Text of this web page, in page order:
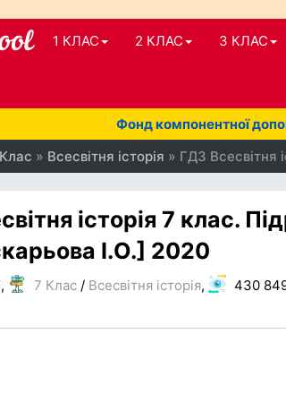
1 КЛАС 2 КЛАС 3 КЛАС
Фонд компонентної
» Всесвітня історія » ГДЗ Всесвітня
історія 7 клас.
І.О.] 2020
7 Клас / Всесвітня історія, 430